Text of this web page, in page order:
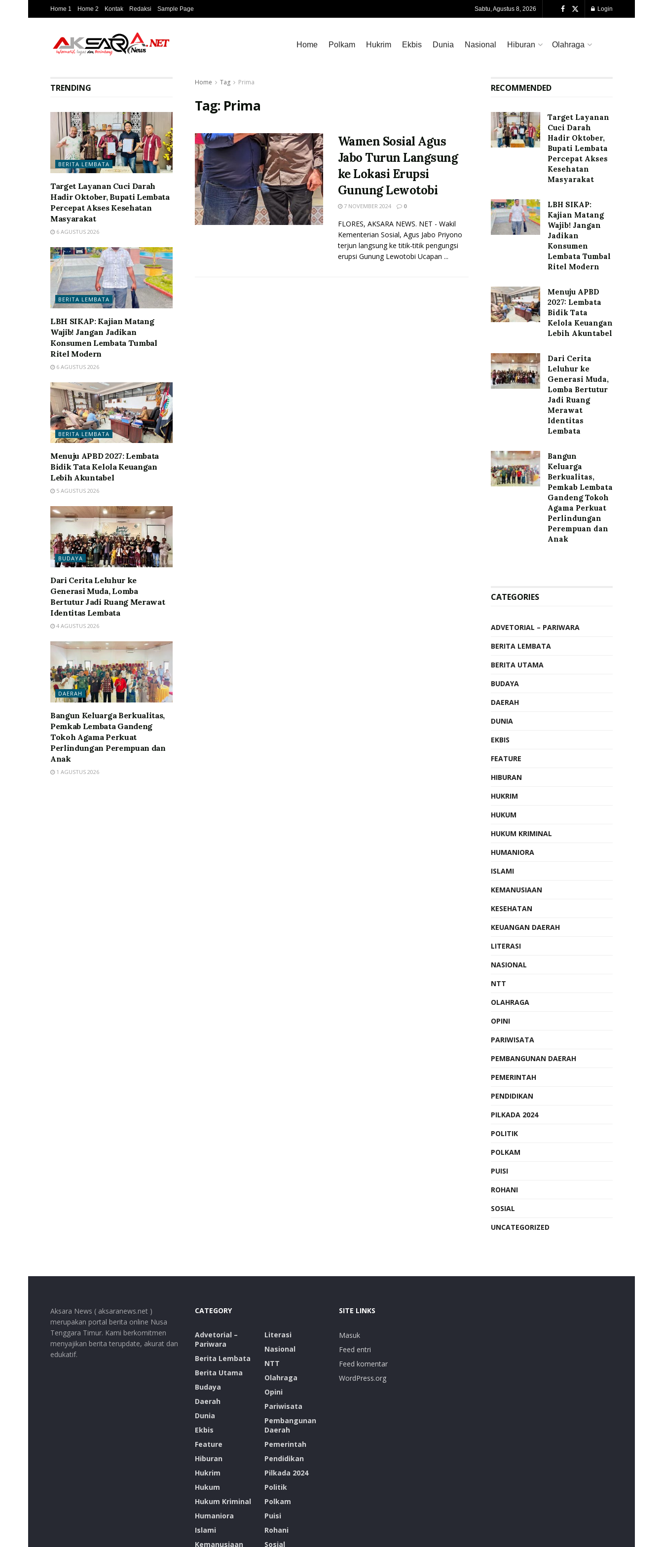
Home 1 Home 2 Kontak Redaksi Sample Page Sabtu, Agustus 8, 2026 Login
Home Polkam Hukrim Ekbis Dunia Nasional Hiburan Olahraga
Home Tag Prima
Tag: Prima
Wamen Sosial Agus
Jabo Turun Langsung
ke Lokasi Erupsi
Gunung Lewotobi
7 NOVEMBER 2024 0
FLORES, AKSARA NEWS. NET - Wakil
Kementerian Sosial, Agus Jabo Priyono
terjun langsung ke titik-titik pengungsi
erupsi Gunung Lewotobi Ucapan ...
TRENDING
BERITA LEMBATA
Target Layanan Cuci Darah
Hadir Oktober, Bupati Lembata
Percepat Akses Kesehatan
Masyarakat
6 AGUSTUS 2026
BERITA LEMBATA
LBH SIKAP: Kajian Matang
Wajib! Jangan Jadikan
Konsumen Lembata Tumbal
Ritel Modern
6 AGUSTUS 2026
BERITA LEMBATA
Menuju APBD 2027: Lembata
Bidik Tata Kelola Keuangan
Lebih Akuntabel
5 AGUSTUS 2026
BUDAYA
Dari Cerita Leluhur ke
Generasi Muda, Lomba
Bertutur Jadi Ruang Merawat
Identitas Lembata
4 AGUSTUS 2026
DAERAH
Bangun Keluarga Berkualitas,
Pemkab Lembata Gandeng
Tokoh Agama Perkuat
Perlindungan Perempuan dan
Anak
1 AGUSTUS 2026
RECOMMENDED
Target Layanan
Cuci Darah
Hadir Oktober,
Bupati Lembata
Percepat Akses
Kesehatan
Masyarakat
LBH SIKAP:
Kajian Matang
Wajib! Jangan
Jadikan
Konsumen
Lembata Tumbal
Ritel Modern
Menuju APBD
2027: Lembata
Bidik Tata
Kelola Keuangan
Lebih Akuntabel
Dari Cerita
Leluhur ke
Generasi Muda,
Lomba Bertutur
Jadi Ruang
Merawat
Identitas
Lembata
Bangun
Keluarga
Berkualitas,
Pemkab Lembata
Gandeng Tokoh
Agama Perkuat
Perlindungan
Perempuan dan
Anak
CATEGORIES
ADVETORIAL – PARIWARA
BERITA LEMBATA
BERITA UTAMA
BUDAYA
DAERAH
DUNIA
EKBIS
FEATURE
HIBURAN
HUKRIM
HUKUM
HUKUM KRIMINAL
HUMANIORA
ISLAMI
KEMANUSIAAN
KESEHATAN
KEUANGAN DAERAH
LITERASI
NASIONAL
NTT
OLAHRAGA
OPINI
PARIWISATA
PEMBANGUNAN DAERAH
PEMERINTAH
PENDIDIKAN
PILKADA 2024
POLITIK
POLKAM
PUISI
ROHANI
SOSIAL
UNCATEGORIZED
Aksara News ( aksaranews.net )
merupakan portal berita online Nusa
Tenggara Timur. Kami berkomitmen
menyajikan berita terupdate, akurat dan
edukatif.
CATEGORY
Advetorial –
Pariwara
Berita Lembata
Berita Utama
Budaya
Daerah
Dunia
Ekbis
Feature
Hiburan
Hukrim
Hukum
Hukum Kriminal
Humaniora
Islami
Kemanusiaan
Literasi
Nasional
NTT
Olahraga
Opini
Pariwisata
Pembangunan
Daerah
Pemerintah
Pendidikan
Pilkada 2024
Politik
Polkam
Puisi
Rohani
Sosial
SITE LINKS
Masuk
Feed entri
Feed komentar
WordPress.org